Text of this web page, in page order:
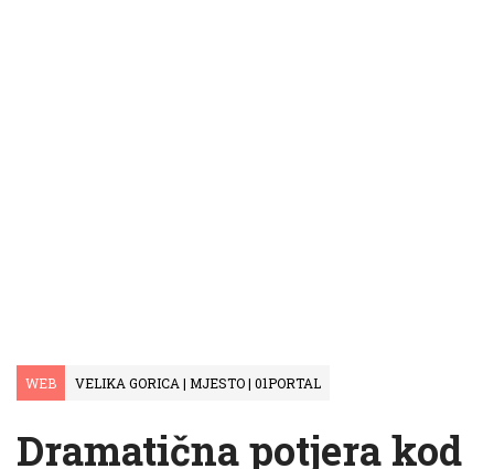
WEB VELIKA GORICA | MJESTO | 01PORTAL
Dramatična potjera kod